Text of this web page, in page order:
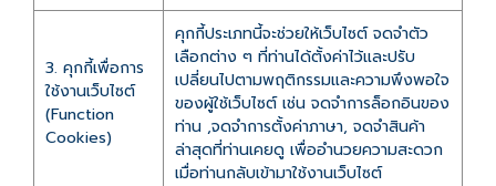
3. คุกกี้เพื่อการ
ใช้งานเว็บไซต์
(Function
Cookies)
คุกกี้ประเภทนี้จะช่วยให้เว็บไซต์ จดจำตัว
เลือกต่าง ๆ ที่ท่านได้ตั้งค่าไว้และปรับ
เปลี่ยนไปตามพฤติกรรมและความพึงพอใจ
ของผู้ใช้เว็บไซต์ เช่น จดจำการล็อกอินของ
ท่าน ,จดจำการตั้งค่าภาษา, จดจำสินค้า
ล่าสุดที่ท่านเคยดู เพื่ออำนวยความสะดวก
เมื่อท่านกลับเข้ามาใช้งานเว็บไซต์